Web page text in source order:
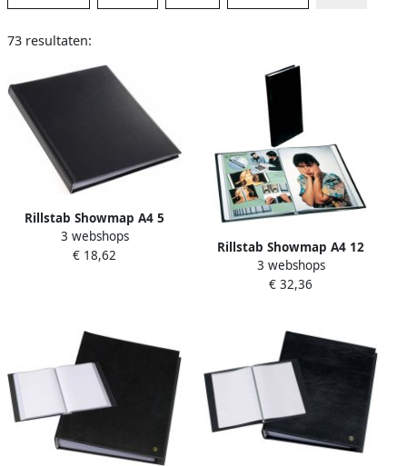
73 resultaten:
Rillstab Showmap A4 5
kanaals 50-tassen zwart
3 webshops
€ 18,62
Rillstab Showmap A4 12
kanaals 120-tassen zwart
3 webshops
€ 32,36